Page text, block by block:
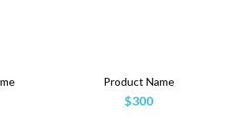
Product Name
$300